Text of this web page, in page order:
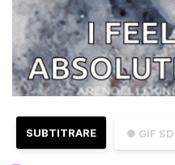
● GIF SD
SUBTITRARE